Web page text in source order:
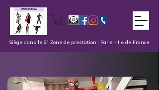
Siège dans le 91 Zone de prestation : Paris - Ile de France